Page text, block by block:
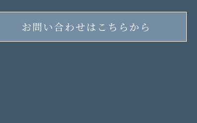
お問い合わせはこちらから